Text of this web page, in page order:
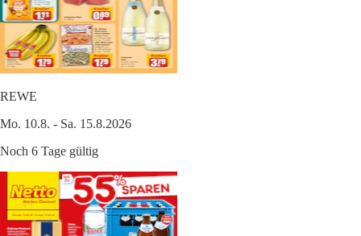
REWE
Mo. 10.8. - Sa. 15.8.2026
Noch 6 Tage gültig